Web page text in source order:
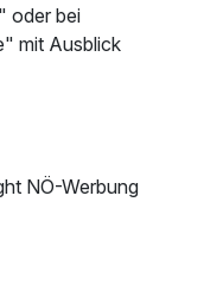
oder bei
mit Ausblick
NÖ-Werbung